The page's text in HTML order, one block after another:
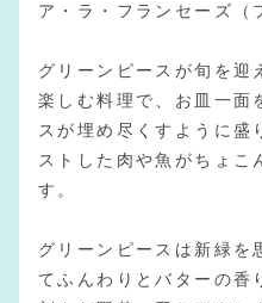
ア・ラ・フランセーズ（
グリーンピースが旬を迎
楽しむ料理で、お皿一面
スが埋め尽くすように盛
ストした肉や魚がちょこ
す。
グリーンピースは新緑を
てふんわりとバターの香